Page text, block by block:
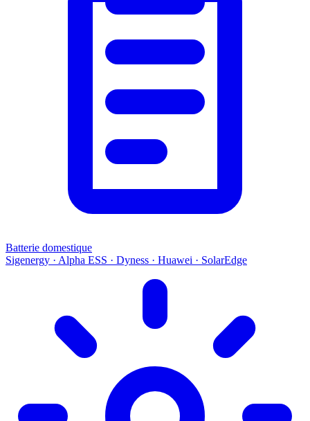
Batterie domestique
Sigenergy · Alpha ESS · Dyness · Huawei · SolarEdge